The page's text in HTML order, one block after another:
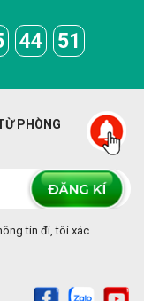
44 51
PHÒNG
tin đi, tôi xác